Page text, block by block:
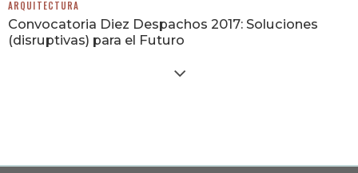
ARQUITECTURA
Convocatoria Diez Despachos 2017: Soluciones
(disruptivas) para el Futuro